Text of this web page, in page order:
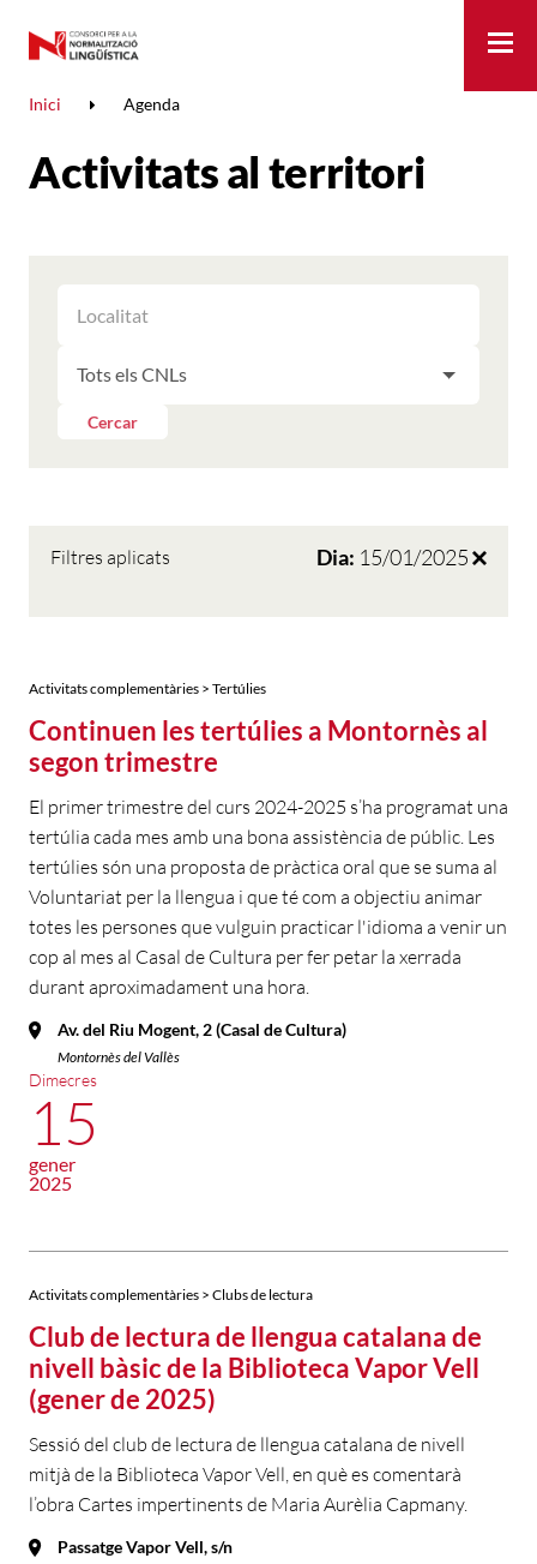
Inici Agenda
Activitats al territori
ELS
RESULTATS
LES
PER
LES
Cercar
Filtres aplicats Dia: 15/01/2025
Activitats complementàries > Tertúlies
Continuen les tertúlies a Montornès al
segon trimestre
El primer trimestre del curs 2024-2025 s’ha programat una
tertúlia cada mes amb una bona assistència de públic. Les
tertúlies són una proposta de pràctica oral que se suma al
Voluntariat per la llengua i que té com a objectiu animar
totes les persones que vulguin practicar l'idioma a venir un
cop al mes al Casal de Cultura per fer petar la xerrada
durant aproximadament una hora.
Av. del Riu Mogent, 2 (Casal de Cultura)
Montornès del Vallès
Dimecres
15
gener
2025
Activitats complementàries > Clubs de lectura
Club de lectura de llengua catalana de
nivell bàsic de la Biblioteca Vapor Vell
(gener de 2025)
Sessió del club de lectura de llengua catalana de nivell
mitjà de la Biblioteca Vapor Vell, en què es comentarà
l’obra Cartes impertinents de Maria Aurèlia Capmany.
Passatge Vapor Vell, s/n